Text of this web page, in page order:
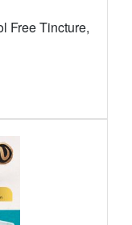
Free Tincture,